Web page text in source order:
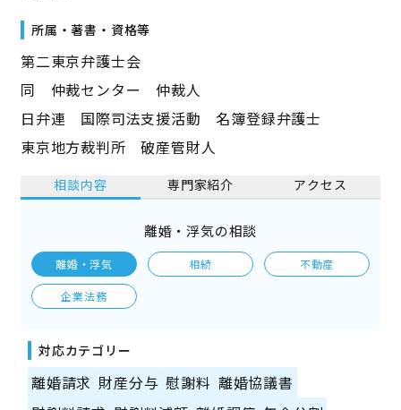
所属・著書・資格等
第二東京弁護士会
同 仲裁センター 仲裁人
日弁連 国際司法支援活動 名簿登録弁護士
東京地方裁判所 破産管財人
相談内容 専門家紹介 アクセス
離婚・浮気の相談
離婚・浮気 相続 不動産
企業法務
対応カテゴリー
離婚請求 財産分与 慰謝料 離婚協議書